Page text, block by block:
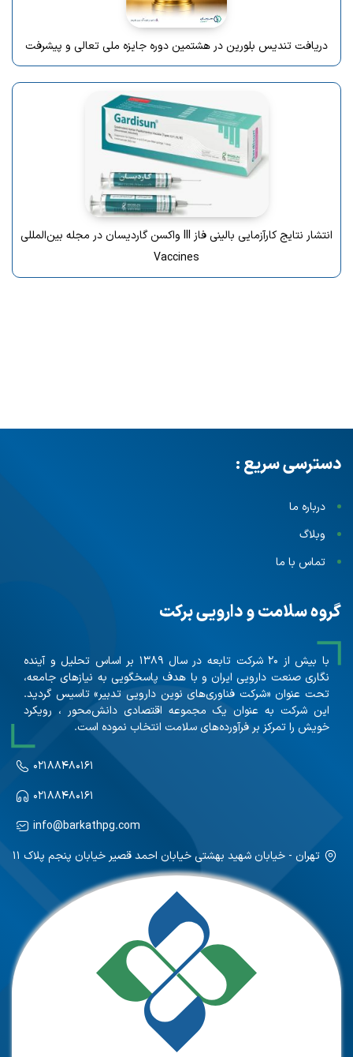
دریافت تندیس بلورین در هشتمین دوره جایزه ملی تعالی و پیشرفت
انتشار نتایج کارآزمایی بالینی فاز III واکسن گاردیسان در مجله بین‌المللی
Vaccines
دسترسی سریع :
درباره ما
وبلاگ
تماس با ما
گروه سلامت و دارویی برکت
با بیش از ۲۰ شرکت تابعه در سال ۱۳۸۹ بر اساس تحلیل و آینده
نگاری صنعت دارویی ایران و با هدف پاسخگویی به نیازهای جامعه،
تحت عنوان «شرکت فناوری‌های نوین دارویی تدبیر» تاسیس گردید.
این شرکت به عنوان یک مجموعه اقتصادی دانش‌محور ، رویکرد
خویش را تمرکز بر فرآورده‌های سلامت انتخاب نموده است.
۰۲۱۸۸۴۸۰۱۶۱
۰۲۱۸۸۴۸۰۱۶۱
info@barkathpg.com
تهران - خیابان شهید بهشتی خیابان احمد قصیر خیابان پنجم پلاک ۱۱